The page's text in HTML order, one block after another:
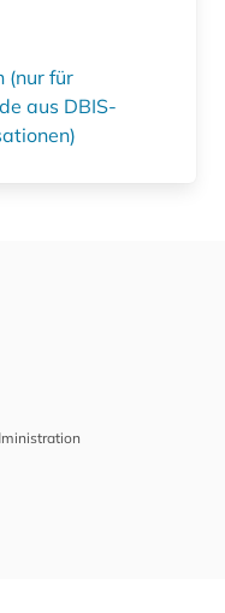
(nur für
aus DBIS-